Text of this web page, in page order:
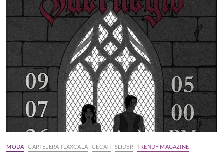
MODA CARTELERA TLAXCALA CECATI SLIDER TRENDY MAGAZINE